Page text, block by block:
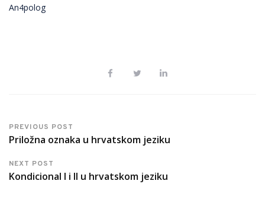
An4polog
PREVIOUS POST
Priložna oznaka u hrvatskom jeziku
NEXT POST
Kondicional I i II u hrvatskom jeziku